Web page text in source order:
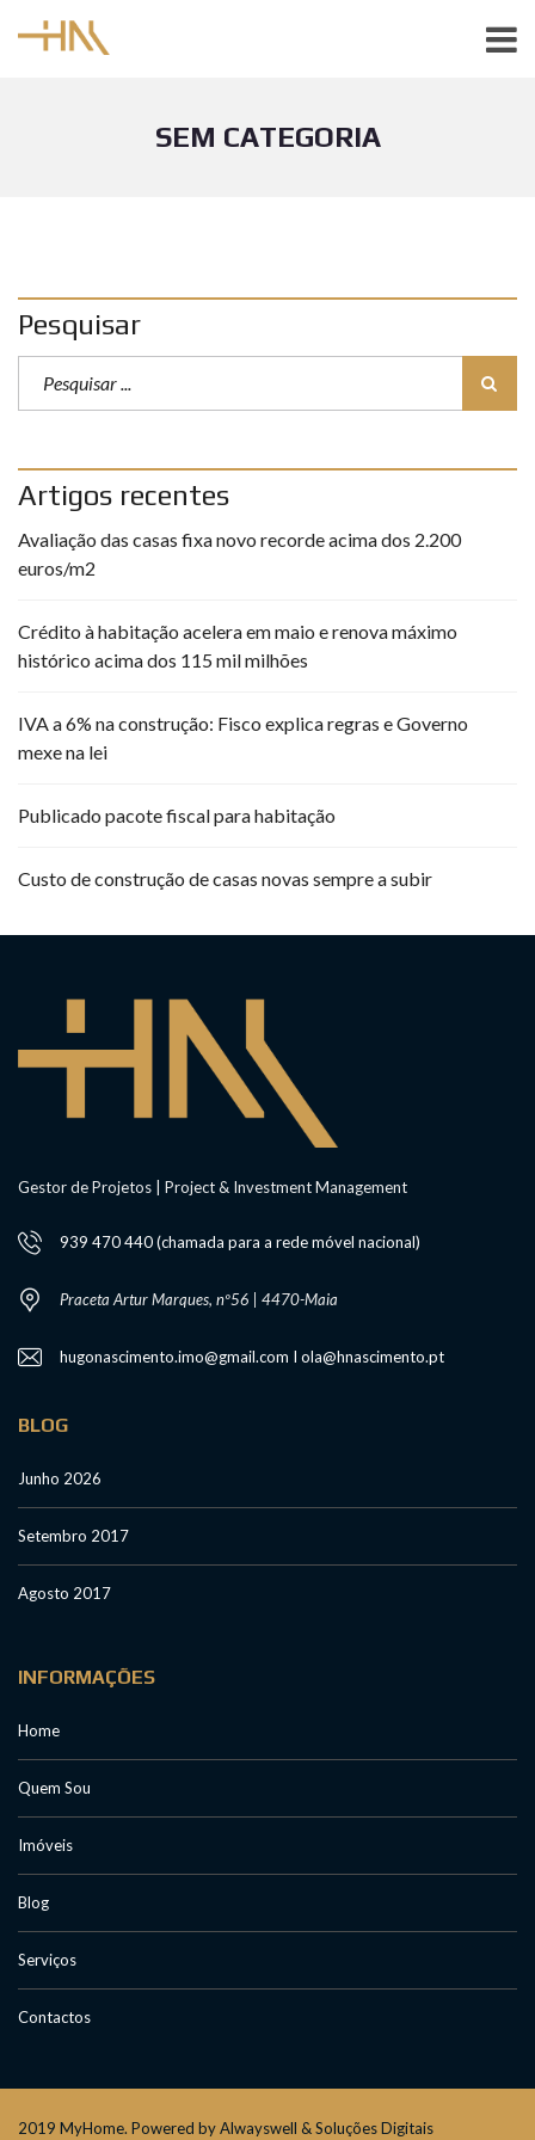
SEM CATEGORIA
Pesquisar
Artigos recentes
Avaliação das casas fixa novo recorde acima dos 2.200
euros/m2
Crédito à habitação acelera em maio e renova máximo
histórico acima dos 115 mil milhões
IVA a 6% na construção: Fisco explica regras e Governo
mexe na lei
Publicado pacote fiscal para habitação
Custo de construção de casas novas sempre a subir
Gestor de Projetos | Project & Investment Management
939 470 440 (chamada para a rede móvel nacional)
Praceta Artur Marques, nº56 | 4470-Maia
hugonascimento.imo@gmail.com I ola@hnascimento.pt
BLOG
Junho 2026
Setembro 2017
Agosto 2017
INFORMAÇÕES
Home
Quem Sou
Imóveis
Blog
Serviços
Contactos
2019 MyHome. Powered by Alwayswell & Soluções Digitais